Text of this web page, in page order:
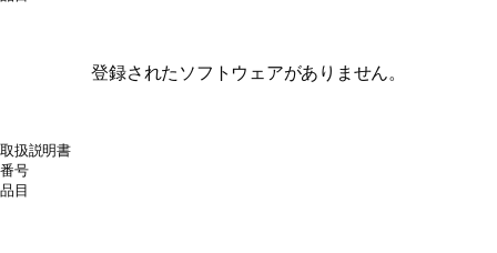
登録されたソフトウェアがありません。
取扱説明書
番号
品目